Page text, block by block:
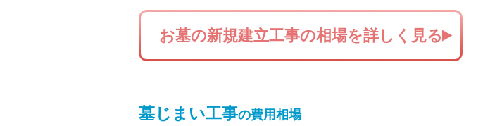
お墓の新規建立工事の相場を詳しく見る
墓じまい工事の費用相場